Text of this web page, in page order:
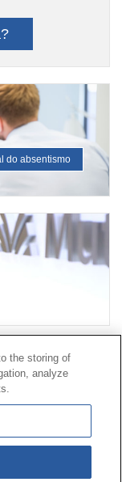
do absentismo
Comisión de
Sanitario
| Aviso legal |
the storing of
analyze